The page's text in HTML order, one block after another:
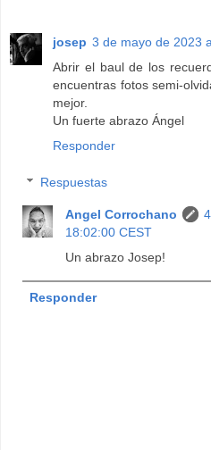
josep 3 de mayo de 2023
Abrir el baul de los
encuentras fotos semi-
mejor.
Un fuerte abrazo Ángel
Responder
Respuestas
Angel Corrochano
18:02:00 CEST
Un abrazo Josep!
Responder